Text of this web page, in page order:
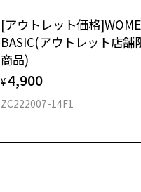
[アウトレット価格
BASIC(アウトレット店舗
商品)
¥4,900
ZC222007-14F1